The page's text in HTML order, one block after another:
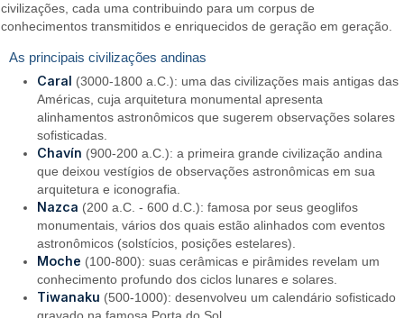
civilizações, cada uma contribuindo para um corpus de
conhecimentos transmitidos e enriquecidos de geração em geração.
As principais civilizações andinas
Caral (3000-1800 a.C.): uma das civilizações mais antigas das
Américas, cuja arquitetura monumental apresenta
alinhamentos astronômicos que sugerem observações solares
sofisticadas.
Chavín (900-200 a.C.): a primeira grande civilização andina
que deixou vestígios de observações astronômicas em sua
arquitetura e iconografia.
Nazca (200 a.C. - 600 d.C.): famosa por seus geoglifos
monumentais, vários dos quais estão alinhados com eventos
astronômicos (solstícios, posições estelares).
Moche (100-800): suas cerâmicas e pirâmides revelam um
conhecimento profundo dos ciclos lunares e solares.
Tiwanaku (500-1000): desenvolveu um calendário sofisticado
gravado na famosa Porta do Sol.